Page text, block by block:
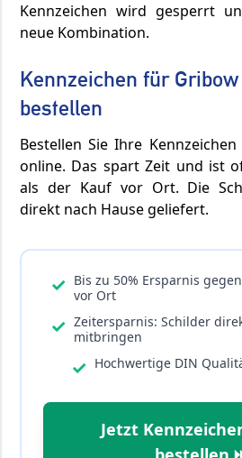
Kennzeichen wird gesperrt
neue Kombination.
Kennzeichen für
bestellen
Bestellen Sie Ihre
online. Das spart Zeit und ist
als der Kauf vor Ort. Die
direkt nach Hause geliefert.
✓ Bis zu 50% Ersparnis
vor Ort
✓ Zeitersparnis: Schilder
mitbringen
✓ Hochwertige DIN
Jetzt